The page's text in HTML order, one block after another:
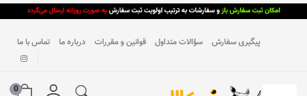
پیگیری سفارش سؤالات متداول قوانین و مقررات درباره ما تماس با ما
0